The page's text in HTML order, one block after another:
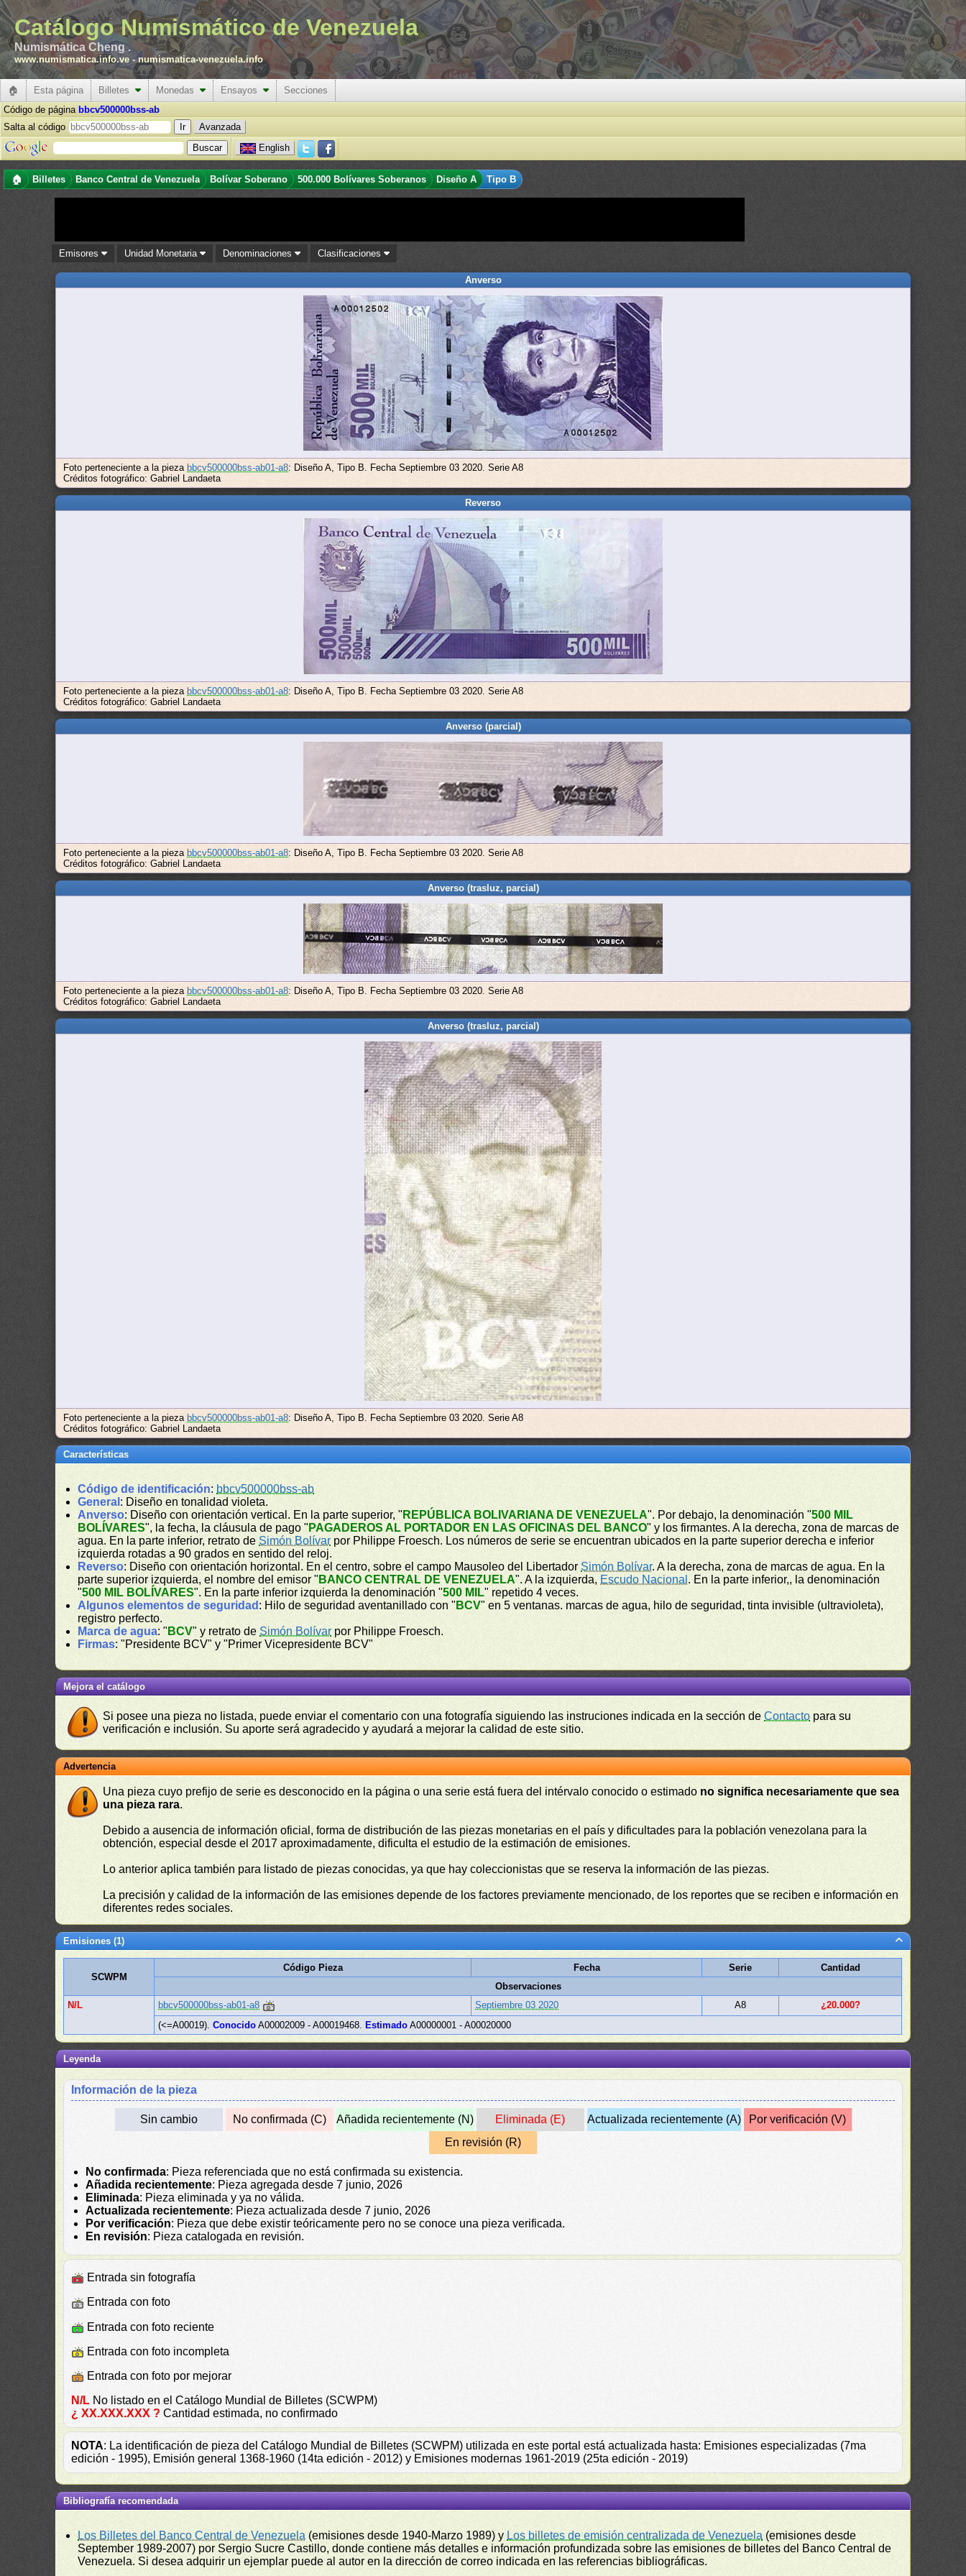
Catálogo Numismático de Venezuela
Numismática Cheng .
www.numismatica.info.ve -numismatica-venezuela.info
🏠 Esta página Billetes Monedas Ensayos
Secciones
Código de página bbcv500000bss-ab
Salta al código
Avanzada
English
🏠 Billetes Banco Central de Venezuela Bolívar Soberano 500.000 Bolívares Soberanos Diseño A Tipo B
Emisores Unidad Monetaria Denominaciones Clasificaciones
Anverso
Foto perteneciente a la pieza bbcv500000bss-ab01-a8: Diseño A, Tipo B. Fecha Septiembre 03 2020. Serie A8
Créditos fotográfico: Gabriel Landaeta
Reverso
Foto perteneciente a la pieza bbcv500000bss-ab01-a8: Diseño A, Tipo B. Fecha Septiembre 03 2020. Serie A8
Créditos fotográfico: Gabriel Landaeta
Anverso (parcial)
Foto perteneciente a la pieza bbcv500000bss-ab01-a8: Diseño A, Tipo B. Fecha Septiembre 03 2020. Serie A8
Créditos fotográfico: Gabriel Landaeta
Anverso (trasluz, parcial)
Foto perteneciente a la pieza bbcv500000bss-ab01-a8: Diseño A, Tipo B. Fecha Septiembre 03 2020. Serie A8
Créditos fotográfico: Gabriel Landaeta
Anverso (trasluz, parcial)
Foto perteneciente a la pieza bbcv500000bss-ab01-a8: Diseño A, Tipo B. Fecha Septiembre 03 2020. Serie A8
Créditos fotográfico: Gabriel Landaeta
Características
Código de identificación: bbcv500000bss-ab
General : Diseño en tonalidad violeta.
Anverso: Diseño con orientación vertical. En la parte superior, " REPÚBLICA BOLIVARIANA DE VENEZUELA". Por debajo, la denominación "500 MIL
BOLÍVARES", la fecha, la cláusula de pago " PAGADEROS AL PORTADOR EN LAS OFICINAS DEL BANCO" y los firmantes. A la derecha, zona de marcas de
agua. En la parte inferior, retrato de Simón Bolívarpor Philippe Froesch. Los números de serie se encuentran ubicados en la parte superior derecha e inferior
izquierda rotadas a 90 grados en sentido del reloj.
Reverso: Diseño con orientación horizontal. En el centro, sobre el campo Mausoleo del LibertadorSimón Bolívar. A la derecha, zona de marcas de agua. En la
parte superior izquierda, el nombre del emisor " BANCO CENTRAL DE VENEZUELA". A la izquierda, Escudo Nacional . En la parte inferior,, la denominación
"500 MIL BOLÍVARES". En la parte inferior izquierda la denominación "500 MIL" repetido 4 veces.
Algunos elementos de seguridad : Hilo de seguridad aventanillado con " BCV" en 5 ventanas. marcas de agua, hilo de seguridad, tinta invisible (ultravioleta),
registro perfecto.
Marca de agua: " BCV" y retrato deSimón Bolívar por Philippe Froesch.
Firmas: "Presidente BCV" y "Primer Vicepresidente BCV"
Mejora el catálogo
Si posee una pieza no listada, puede enviar el comentario con una fotografía siguiendo las instruciones indicada en la sección deContacto para su
verificación e inclusión. Su aporte será agradecido y ayudará a mejorar la calidad de este sitio.
Advertencia
Una pieza cuyo prefijo de serie es desconocido en la página o una serie está fuera del intérvalo conocido o estimado no significa necesariamente que sea
una pieza rara.
Debido a ausencia de información oficial, forma de distribución de las piezas monetarias en el país y dificultades para la población venezolana para la
obtención, especial desde el 2017 aproximadamente, dificulta el estudio de la estimación de emisiones.
Lo anterior aplica también para listado de piezas conocidas, ya que hay coleccionistas que se reserva la información de las piezas.
La precisión y calidad de la información de las emisiones depende de los factores previamente mencionado, de los reportes que se reciben e información en
diferentes redes sociales.
Emisiones (1)
SCWPM
Código Pieza Fecha Serie
Cantidad
Observaciones
N/L
bbcv500000bss-ab01-a8 Septiembre 03 2020 A8
¿20.000?
(<=A00019).Conocido A00002009 - A00019468. Estimado A00000001 - A00020000
Leyenda
Información de la pieza
Sin cambio No confirmada (C) Añadida recientemente (N) Eliminada (E) Actualizada recientemente (A)
Por verificación (V)
En revisión (R)
No confirmada: Pieza referenciada que no está confirmada su existencia.
Añadida recientemente: Pieza agregada desde 7 junio, 2026
Eliminada: Pieza eliminada y ya no válida.
Actualizada recientemente: Pieza actualizada desde 7 junio, 2026
Por verificación: Pieza que debe existir teóricamente pero no se conoce una pieza verificada.
En revisión: Pieza catalogada en revisión.
Entrada sin fotografía
Entrada con foto
Entrada con foto reciente
Entrada con foto incompleta
Entrada con foto por mejorar
N/L No listado en el Catálogo Mundial de Billetes (SCWPM)
¿ XX.XXX.XXX ? Cantidad estimada, no confirmado
NOTA: La identificación de pieza del Catálogo Mundial de Billetes (SCWPM) utilizada en este portal está actualizada hasta: Emisiones especializadas (7ma
edición - 1995), Emisión general 1368-1960 (14ta edición - 2012) y Emisiones modernas 1961-2019 (25ta edición - 2019)
Bibliografía recomendada
Los Billetes del Banco Central de Venezuela (emisiones desde 1940-Marzo 1989) y Los billetes de emisión centralizada de Venezuela (emisiones desde
September 1989-2007) por Sergio Sucre Castillo, donde contiene más detalles e información profundizada sobre las emisiones de billetes del Banco Central de
Venezuela. Si desea adquirir un ejemplar puede al autor en la dirección de correo indicada en las referencias bibliográficas.